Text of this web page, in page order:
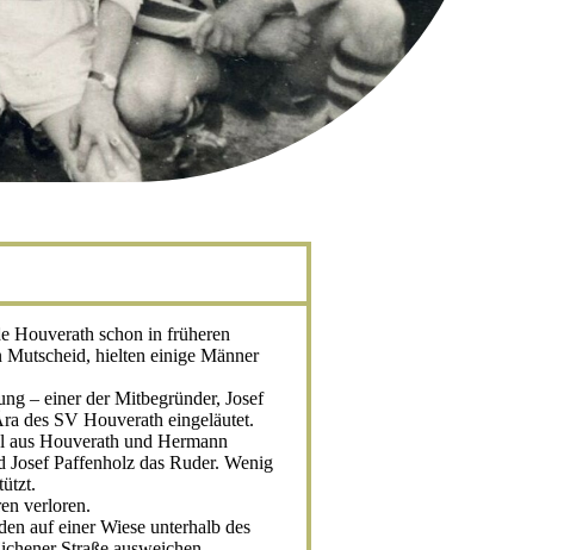
Houverath schon in früheren
hielten einige Männer
– einer der Mitbegründer, Josef
des SV Houverath eingeläutet.
aus Houverath und Hermann
Paffenholz das Ruder. Wenig
verloren.
auf einer Wiese unterhalb des